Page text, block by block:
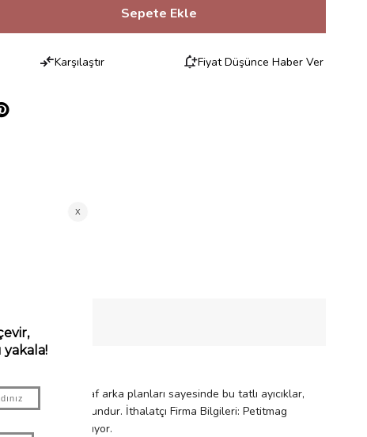
Karşılaştır Fiyat Düşünce Haber Ver
Şeffaf arka planları sayesinde bu tatlı ayıcıklar,
ve üzeri için uygundur. İthalatçı Firma Bilgileri: Petitmag
görselinde bulunuyor.